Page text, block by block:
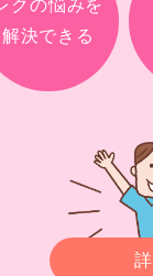
クの悩みを
解決できる